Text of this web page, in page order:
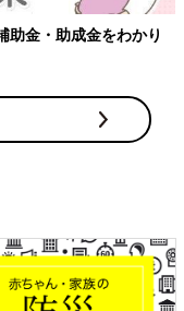
助金・助成金をわかり